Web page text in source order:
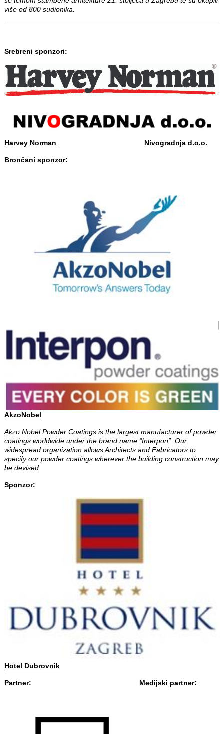
više od 800 sudionika.
Srebreni sponzori:
Harvey Norman Nivogradnja d.o.o.
Brončani sponzor:
AkzoNobel
Akzo Nobel Powder Coatings is the largest manufacturer of powder
coatings worldwide under the brand name “Interpon”. Our
widespread organization allows Architects and Fabricators to
specify our powder coatings wherever the building construction may
be devised.
Sponzor:
Hotel Dubrovnik
Partner: Medijski partner: